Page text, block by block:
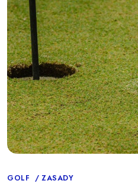
Categories
GOLF ZASADY